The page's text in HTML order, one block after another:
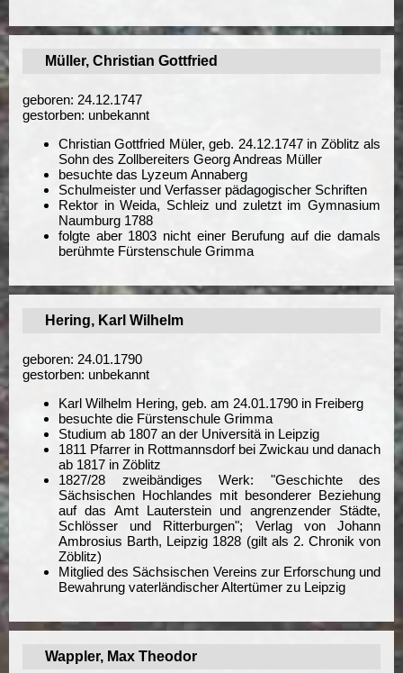
Müller, Christian Gottfried
geboren: 24.12.1747
gestorben: unbekannt
Christian Gottfried Müler, geb. 24.12.1747 in Zöblitz als
Sohn des Zollbereiters Georg Andreas Müller
besuchte das Lyzeum Annaberg
Schulmeister und Verfasser pädagogischer Schriften
Rektor in Weida, Schleiz und zuletzt im Gymnasium
Naumburg 1788
folgte aber 1803 nicht einer Berufung auf die damals
berühmte Fürstenschule Grimma
Hering, Karl Wilhelm
geboren: 24.01.1790
gestorben: unbekannt
Karl Wilhelm Hering, geb. am 24.01.1790 in Freiberg
besuchte die Fürstenschule Grimma
Studium ab 1807 an der Universitä in Leipzig
1811 Pfarrer in Rottmannsdorf bei Zwickau und danach
ab 1817 in Zöblitz
1827/28 zweibändiges Werk: "Geschichte des
Sächsischen Hochlandes mit besonderer Beziehung
auf das Amt Lauterstein und angrenzender Städte,
Schlösser und Ritterburgen"; Verlag von Johann
Ambrosius Barth, Leipzig 1828 (gilt als 2. Chronik von
Zöblitz)
Mitglied des Sächsischen Vereins zur Erforschung und
Bewahrung vaterländischer Altertümer zu Leipzig
Wappler, Max Theodor